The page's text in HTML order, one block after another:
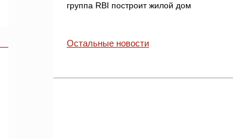
группа RBI построит жилой дом
Остальные новости